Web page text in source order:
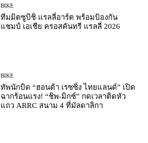
BIKE
ทีมมิตซูบิชิ แรลลี่อาร์ต พร้อมป้องกัน
แชมป์ เอเชีย ครอสคันทรี แรลลี่ 2026
BIKE
ทัพนักบิด “ฮอนด้า เรซซิ่ง ไทยแลนด์” เปิด
ฉากร้อนแรง! “ชิพ-มิกซ์” กดเวลาติดหัว
แถว ARRC สนาม 4 ที่มัลดาลิกา